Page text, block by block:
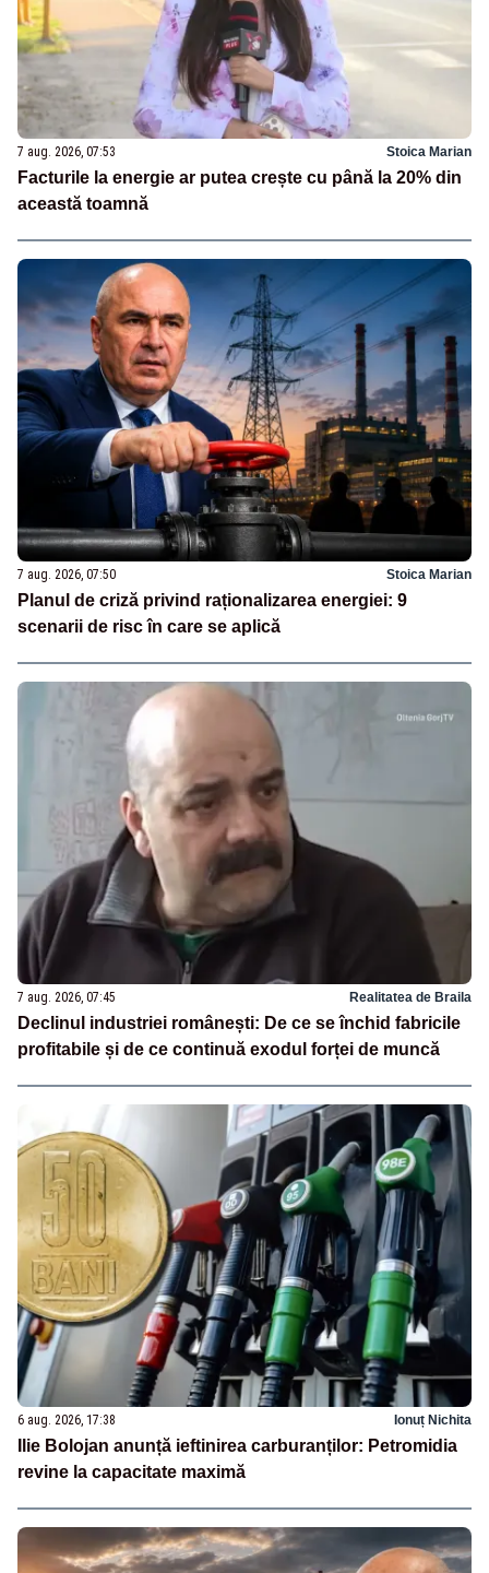
7 aug. 2026, 07:53 Stoica Marian
Facturile la energie ar putea crește cu până la 20% din
această toamnă
7 aug. 2026, 07:50 Stoica Marian
Planul de criză privind raționalizarea energiei: 9
scenarii de risc în care se aplică
7 aug. 2026, 07:45 Realitatea de Braila
Declinul industriei românești: De ce se închid fabricile
profitabile și de ce continuă exodul forței de muncă
6 aug. 2026, 17:38 Ionuț Nichita
Ilie Bolojan anunță ieftinirea carburanților: Petromidia
revine la capacitate maximă